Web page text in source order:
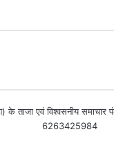
के ताजा एवं विश्वसनीय
6263425984